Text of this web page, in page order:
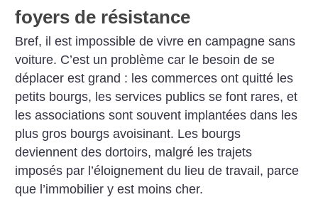
foyers de résistance
Bref, il est impossible de vivre en campagne sans
voiture. C’est un problème car le besoin de se
déplacer est grand : les commerces ont quitté les
petits bourgs, les services publics se font rares, et
les associations sont souvent implantées dans les
plus gros bourgs avoisinant. Les bourgs
deviennent des dortoirs, malgré les trajets
imposés par l’éloignement du lieu de travail, parce
que l’immobilier y est moins cher.